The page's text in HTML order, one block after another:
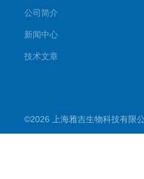
公司简介
新闻中心
技术文章
©2026 上海雅吉生物科技有